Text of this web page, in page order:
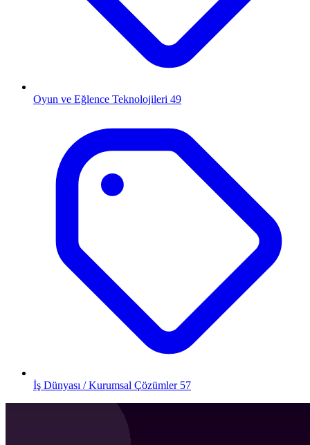
Oyun ve Eğlence Teknolojileri 49
İş Dünyası / Kurumsal Çözümler 57